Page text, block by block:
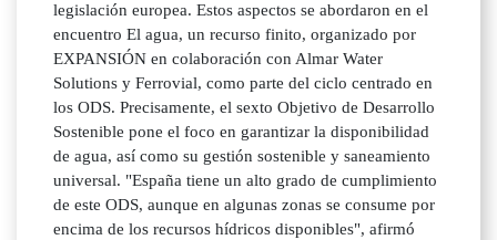
legislación europea. Estos aspectos se abordaron en el
encuentro El agua, un recurso finito, organizado por
EXPANSIÓN en colaboración con Almar Water
Solutions y Ferrovial, como parte del ciclo centrado en
los ODS. Precisamente, el sexto Objetivo de Desarrollo
Sostenible pone el foco en garantizar la disponibilidad
de agua, así como su gestión sostenible y saneamiento
universal. "España tiene un alto grado de cumplimiento
de este ODS, aunque en algunas zonas se consume por
encima de los recursos hídricos disponibles", afirmó